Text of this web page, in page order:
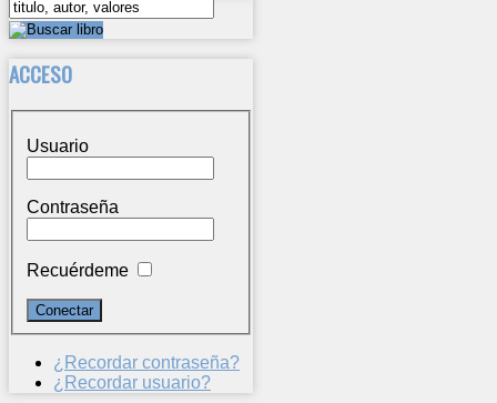
ACCESO
Usuario
Contraseña
Recuérdeme
¿Recordar contraseña?
¿Recordar usuario?